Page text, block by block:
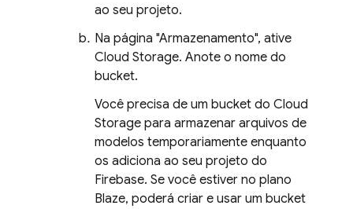
ao seu projeto.
Na página "Armazenamento", ative
Cloud Storage. Anote o nome do
bucket.
Você precisa de um bucket do Cloud
Storage para armazenar arquivos de
modelos temporariamente enquanto
os adiciona ao seu projeto do
Firebase. Se você estiver no plano
Blaze, poderá criar e usar um bucket